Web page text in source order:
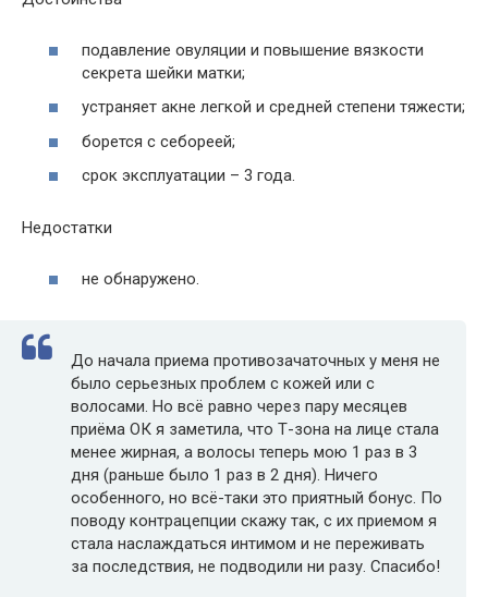
подавление овуляции и повышение вязкости
секрета шейки матки;
устраняет акне легкой и средней степени тяжести;
борется с себореей;
срок эксплуатации – 3 года.
Недостатки
не обнаружено.
До начала приема противозачаточных у меня не
было серьезных проблем с кожей или с
волосами. Но всё равно через пару месяцев
приёма ОК я заметила, что Т-зона на лице стала
менее жирная, а волосы теперь мою 1 раз в 3
дня (раньше было 1 раз в 2 дня). Ничего
особенного, но всё-таки это приятный бонус. По
поводу контрацепции скажу так, с их приемом я
стала наслаждаться интимом и не переживать
за последствия, не подводили ни разу. Спасибо!